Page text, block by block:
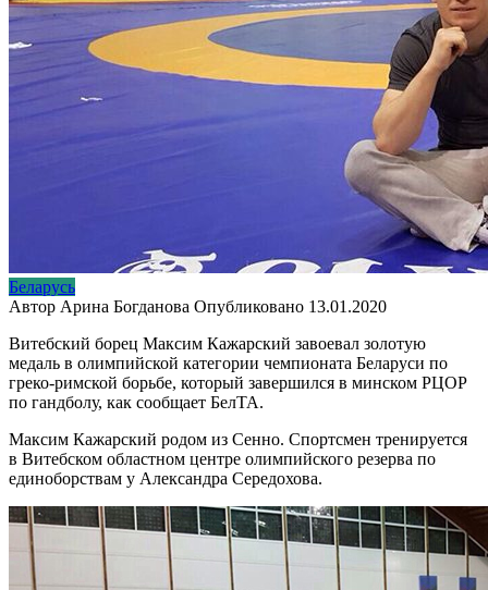
Беларусь
Автор Арина Богданова Опубликовано 13.01.2020
Витебский борец Максим Кажарский завоевал золотую
медаль в олимпийской категории чемпионата Беларуси по
греко-римской борьбе, который завершился в минском РЦОР
по гандболу, как сообщает БелТА.
Максим Кажарский родом из Сенно. Спортсмен тренируется
в Витебском областном центре олимпийского резерва по
единоборствам у Александра Середохова.